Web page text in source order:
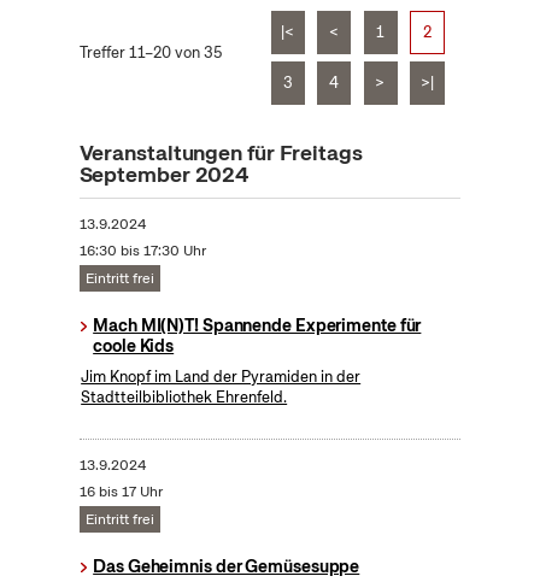
Treffer 11–20 von 35
|< < 1 2
3 4 > >|
Veranstaltungen für Freitags
September 2024
13.9.2024
16:30 bis 17:30 Uhr
Eintritt frei
Mach MI(N)T! Spannende Experimente für
coole Kids
Jim Knopf im Land der Pyramiden in der
Stadtteilbibliothek Ehrenfeld.
13.9.2024
16 bis 17 Uhr
Eintritt frei
Das Geheimnis der Gemüsesuppe